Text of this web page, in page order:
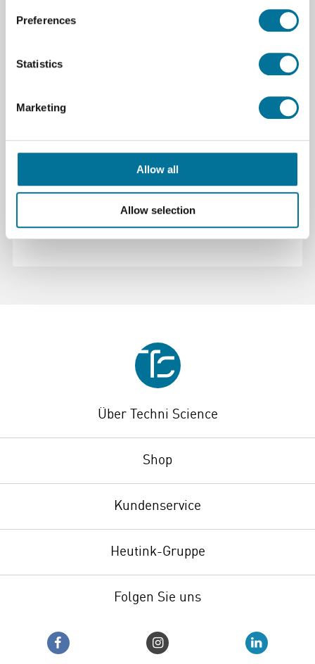
Preferences
Statistics
Marketing
Allow all
Allow selection
Ethidiumbromid und einer UV-Durchlichteinheit.
Unterstützt Gele von bis zu 15 x 12 cm mit einem
Kann mit einer Vielzahl von fluoreszierenden
Vernier
Über Techni Science
Shop
Kundenservice
Heutink-Gruppe
Folgen Sie uns